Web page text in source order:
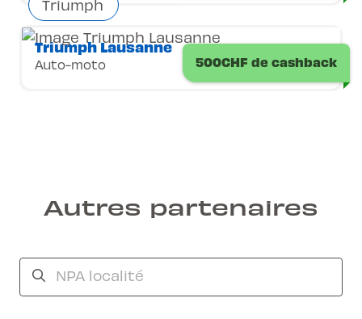
500CHF de cashback
Triumph Lausanne
Auto-moto
Autres partenaires